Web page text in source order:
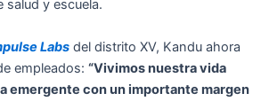
salud y escuela.
Labs del distrito XV, Kandu ahora
empleados: “Vivimos nuestra vida
emergente con un importante margen